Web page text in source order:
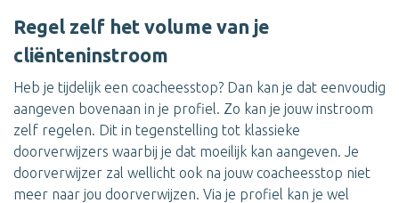
Regel zelf het volume van je
cliënteninstroom
Heb je tijdelijk een coacheesstop? Dan kan je dat eenvoudig
aangeven bovenaan in je profiel. Zo kan je jouw instroom
zelf regelen. Dit in tegenstelling tot klassieke
doorverwijzers waarbij je dat moeilijk kan aangeven. Je
doorverwijzer zal wellicht ook na jouw coacheesstop niet
meer naar jou doorverwijzen. Via je profiel kan je wel